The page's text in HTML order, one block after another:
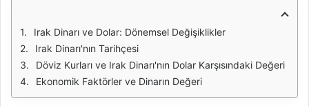
Irak Dinarı ve Dolar: Dönemsel Değişiklikler
Irak Dinarı'nın Tarihçesi
Döviz Kurları ve Irak Dinarı'nın Dolar Karşısındaki Değeri
Ekonomik Faktörler ve Dinarın Değeri